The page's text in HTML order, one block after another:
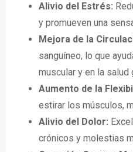
Alivio del Estrés:
y promueven una
Mejora de la
sanguíneo, lo que
muscular y en la salud
Aumento de la
estirar los músculos,
Alivio del Dolor:
crónicos y molestias